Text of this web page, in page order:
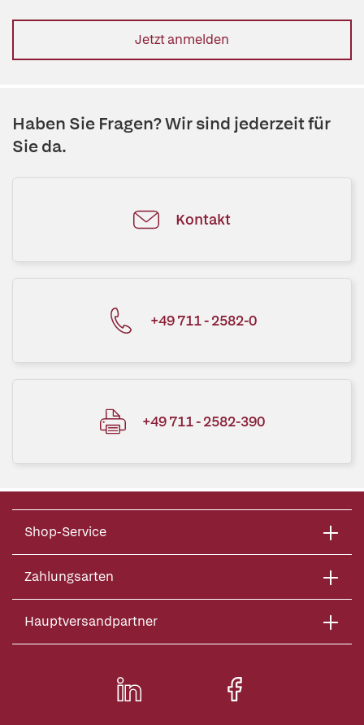
Jetzt anmelden
Haben Sie Fragen? Wir sind jederzeit für
Sie da.
Kontakt
+49 711 - 2582-0
+49 711 - 2582-390
Shop-Service
Zahlungsarten
Hauptversandpartner